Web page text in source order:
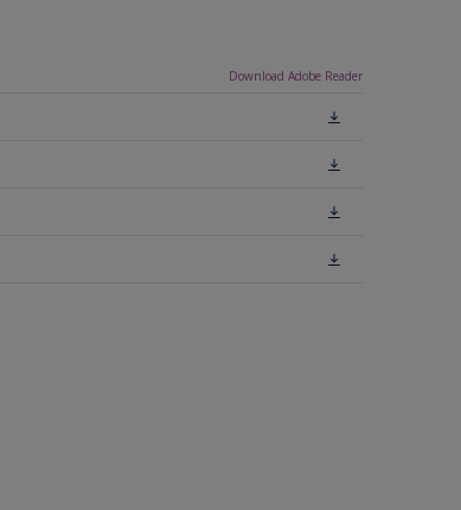
Download Adobe Reader